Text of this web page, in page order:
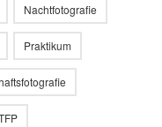
Nachtfotografie
Praktikum